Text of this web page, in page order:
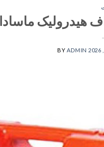
هیدرولیک ماسادا
BY ADMIN